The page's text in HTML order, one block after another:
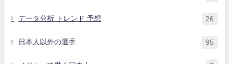
データ分析 トレンド 予想 26
日本人以外の選手 95